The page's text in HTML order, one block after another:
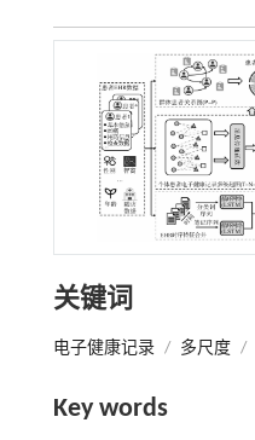
关键词
电子健康记录 / 多尺度 /
Key words